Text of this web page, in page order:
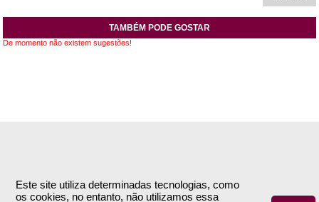
Este site utiliza determinadas tecnologias, como
os cookies, no entanto, não utilizamos essa
TAMBÉM PODE GOSTAR
De momento não existem sugestões!
Empresa
Termos e Condições
Encomendas & Pagamentos
Envio